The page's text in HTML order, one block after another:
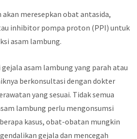
meresepkan obat antasida,
inhibitor pompa proton (PPI) untuk
asam lambung.
asam lambung yang parah atau
berkonsultasi dengan dokter
yang sesuai. Tidak semua
lambung perlu mengonsumsi
kasus, obat-obatan mungkin
gejala dan mencegah